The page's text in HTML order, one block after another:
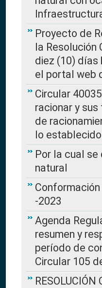
Proyecto de
la Resolución
diez (10) días
el portal web
Circular
racionar y
de
lo
Por la cual
natural
-2023
Agenda
resumen y
período de
Circular 105